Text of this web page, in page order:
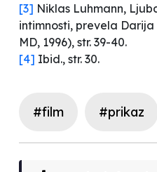
[3] Niklas Luhmann,
intimnosti, prevela
MD, 1996), str. 39-40.
[4] Ibid., str. 30.
#film #prikaz